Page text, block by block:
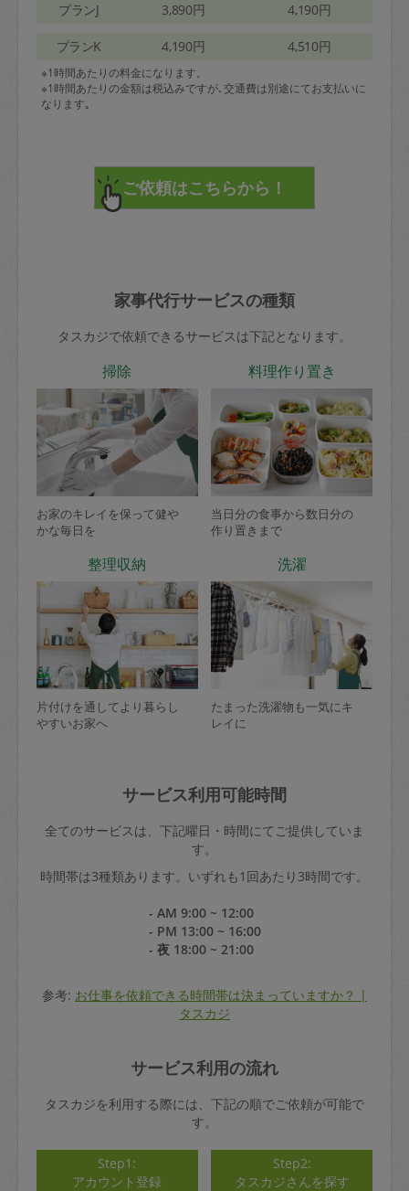
プランJ 3,890円 4,190円
プランK 4,190円 4,510円
※1時間あたりの料金になります。
※1時間あたりの金額は税込みですが､交通費は別途にてお支払いに
なります｡
家事代行サービスの種類
タスカジで依頼できるサービスは下記となります。
掃除
お家のキレイを保って健や
かな毎日を
料理作り置き
当日分の食事から数日分の
作り置きまで
整理収納
片付けを通してより暮らし
やすいお家へ
洗濯
たまった洗濯物も一気にキ
レイに
サービス利用可能時間
全てのサービスは、下記曜日・時間にてご提供していま
す。
時間帯は3種類あります。いずれも1回あたり3時間です。
- AM 9:00 ~ 12:00
- PM 13:00 ~ 16:00
- 夜 18:00 ~ 21:00
参考: お仕事を依頼できる時間帯は決まっていますか？ |
タスカジ
サービス利用の流れ
タスカジを利用する際には、下記の順でご依頼が可能で
す。
Step1:
アカウント登録
Step2:
タスカジさんを探す